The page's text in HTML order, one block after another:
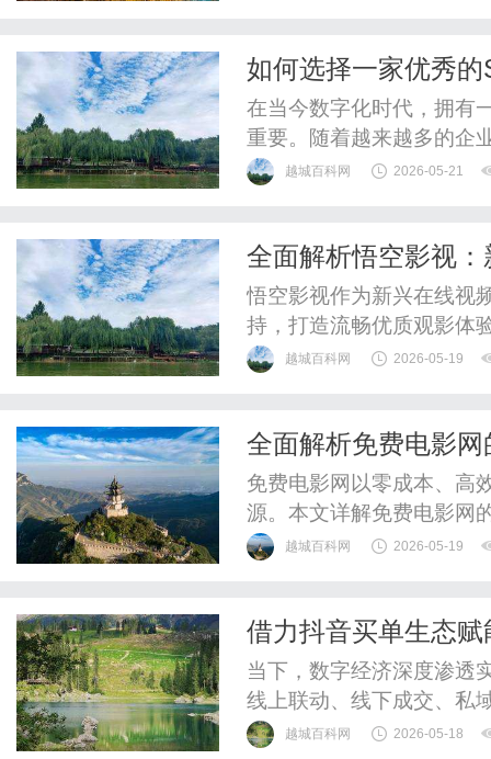
化方案。一、GEO布局的
如何选择一家优秀
在当今数字化时代，拥有
重要。随着越来越多的企
为了提升网站流量、增强
的决策。一、了解SEO的
越城百科网 2026-05-21
全面解析悟空影视
悟空影视作为新兴在线视
持，打造流畅优质观影体
越城百科网 2026-05-19
全面解析免费电影
视世界
免费电影网以零成本、高
源。本文详解免费电影网
越城百科网 2026-05-19
借力抖音买单生态
家驶入数字化增长快
当下，数字经济深度渗透
线上联动、线下成交、私
的平台流量生态与完整商
越城百科网 2026-05-18